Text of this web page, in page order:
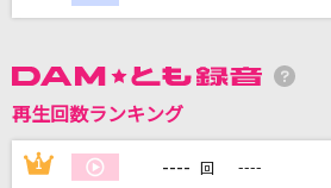
タペストリー
怪獣の花唄
Vaundy
再生回数ランキング
1 ---- 回 ----